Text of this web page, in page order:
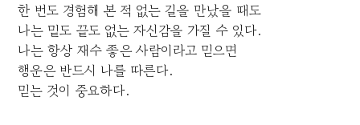
한 번도 경험해 본 적 없는 길을 만났을 때도
나는 밑도 끝도 없는 자신감을 가질 수 있다.
나는 항상 재수 좋은 사람이라고 믿으면
행운은 반드시 나를 따른다.
믿는 것이 중요하다.